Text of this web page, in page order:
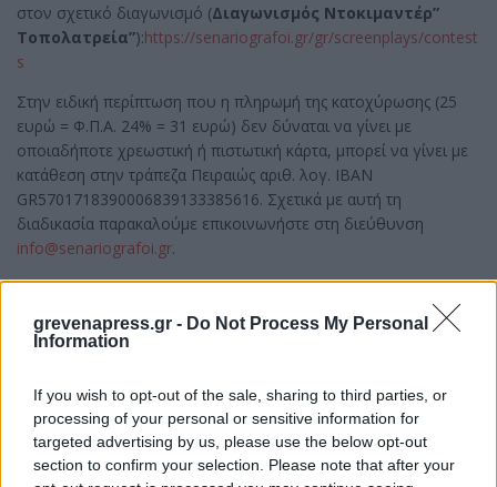
grevenapress.gr - Do Not Process My Personal
Information
If you wish to opt-out of the sale, sharing to third parties, or
processing of your personal or sensitive information for
targeted advertising by us, please use the below opt-out
section to confirm your selection. Please note that after your
στον σχετικό διαγωνισμό (Διαγωνισμός Ντοκιμαντέρ”
Τοπολατρεία”):https://senariografoi.gr/gr/screenplays/contest
s
Στην ειδική περίπτωση που η πληρωμή της κατοχύρωσης (25
ευρώ = Φ.Π.Α. 24% = 31 ευρώ) δεν δύναται να γίνει με
οποιαδήποτε χρεωστική ή πιστωτική κάρτα, μπορεί να γίνει με
κατάθεση στην τράπεζα Πειραιώς αριθ. λογ. IBAN
GR5701718390006839133385616. Σχετικά με αυτή τη
διαδικασία παρακαλούμε επικοινωνήστε στη διεύθυνση
info@senariografoi.gr.
Για πλήρη ενημέρωση, επισκεφθείτε τον διαδικτυακό τόπο μας
και για τυχόν απορίες ή διευκρινίσεις, επικοινωνήστε στο email
info@senariografoi.gr
διαγωνισμού:
https://senariografoi.gr/gr/news/stories/i1506/
Γραφείο Τύπου
Δημάρχου Γρεβενών